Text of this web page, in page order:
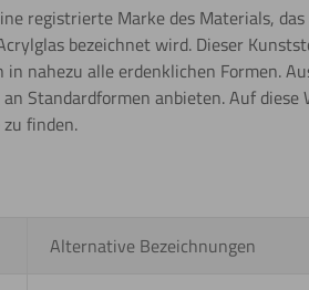
registrierte Marke des Materials,
bezeichnet wird. Dieser
in nahezu alle erdenklichen Formen.
Standardformen anbieten. Auf
finden.
Alternative Bezeichnungen